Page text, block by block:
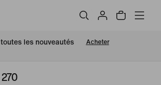
les nouveautés Acheter